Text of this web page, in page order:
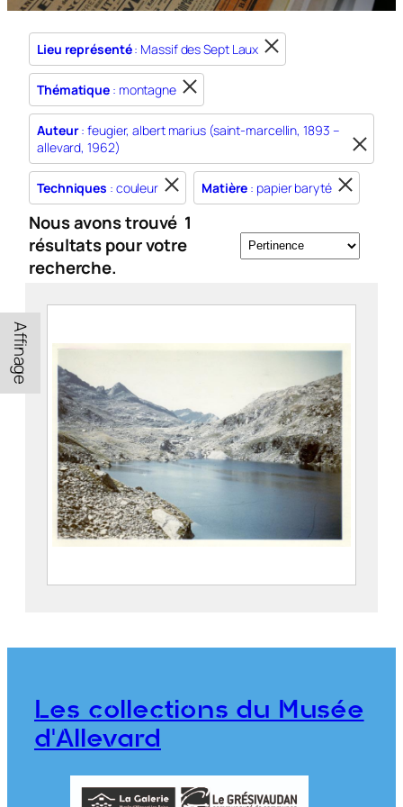
Lieu représenté: Massif des Sept Laux
Thématique : montagne
Auteur: feugier, albert marius (saint-marcellin, 1893 –
allevard, 1962)
Techniques : couleur Matière : papier baryté
Nous avons trouvé 1
résultats pour votre
recherche.
Affinage
Vue d’un lac des Sept Laux
Les collections du Musée
d'Allevard